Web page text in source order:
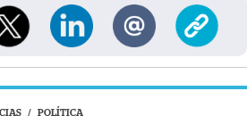
/ POLÍTICA